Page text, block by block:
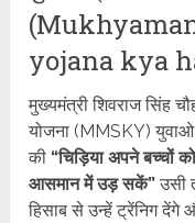
yojana kya
मुख्यमंत्री शिवराज सिंह
योजना (MMSKY) युवाओ
की “चिड़िया अपने बच्चों
आसमान में उड़ सकें”उसी
हिसाब से उन्हें ट्रेंनिग देंगे